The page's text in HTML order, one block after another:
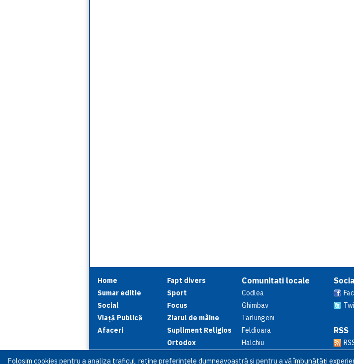
Home
Sumar editie
Social
Viață Publică
Afaceri
Fapt divers
Sport
Focus
Ziarul de mâine
Supliment Religios
Ortodox
Comunitati locale
Codlea
Ghimbav
Tarlungeni
Feldioara
Halchiu
RSS
Folosim cookies pentru a analiza traficul, reţine preferinţele dumneavoastră şi pentru a vă îmbunătăți